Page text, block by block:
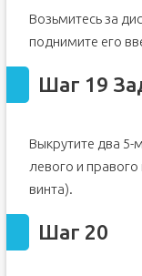
Возьмитесь за
поднимите его
Шаг 19
Выкрутите два 5-
левого и
винта).
Шаг 20